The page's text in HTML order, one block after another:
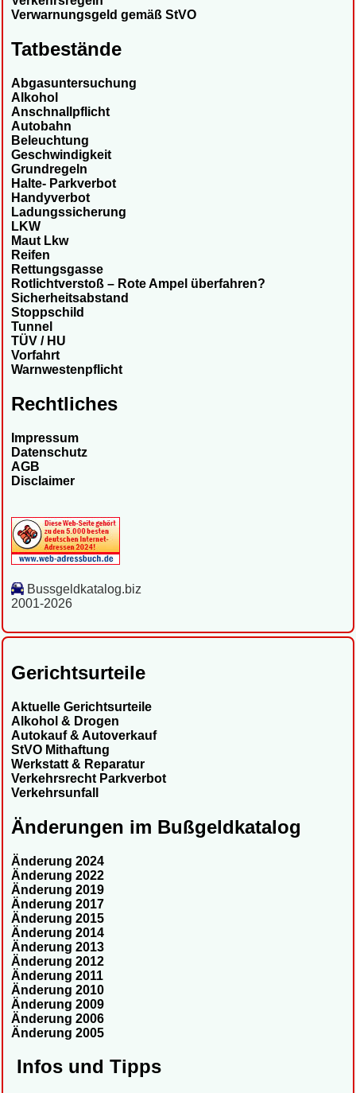
Verwarnungsgeld gemäß StVO
Tatbestände
Abgasuntersuchung
Alkohol
Anschnallpflicht
Autobahn
Beleuchtung
Geschwindigkeit
Grundregeln
Halte- Parkverbot
Handyverbot
Ladungssicherung
LKW
Maut Lkw
Reifen
Rettungsgasse
Rotlichtverstoß – Rote Ampel überfahren?
Sicherheitsabstand
Stoppschild
Tunnel
TÜV / HU
Vorfahrt
Warnwestenpflicht
Rechtliches
Impressum
Datenschutz
AGB
Disclaimer
Bussgeldkatalog.biz
2001-2026
Gerichtsurteile
Aktuelle Gerichtsurteile
Alkohol & Drogen
Autokauf & Autoverkauf
StVO Mithaftung
Werkstatt & Reparatur
Verkehrsrecht Parkverbot
Verkehrsunfall
Änderungen im Bußgeldkatalog
Änderung 2024
Änderung 2022
Änderung 2019
Änderung 2017
Änderung 2015
Änderung 2014
Änderung 2013
Änderung 2012
Änderung 2011
Änderung 2010
Änderung 2009
Änderung 2006
Änderung 2005
Infos und Tipps